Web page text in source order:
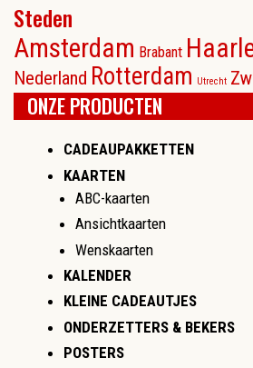
Steden
Amsterdam Brabant
Nederland Rotterdam Utrecht
ONZE PRODUCTEN
CADEAUPAKKETTEN
KAARTEN
ABC-kaarten
Ansichtkaarten
Wenskaarten
KALENDER
KLEINE CADEAUTJES
ONDERZETTERS & BEKERS
POSTERS